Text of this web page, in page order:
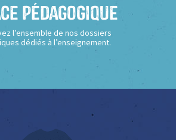
Pédagogique
l’ensemble de nos dossiers
dédiés à l’enseignement.